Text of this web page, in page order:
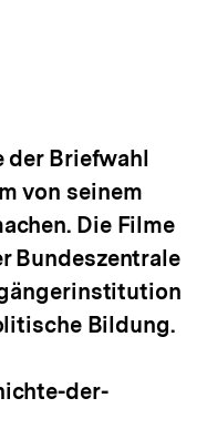
der Briefwahl
von seinem
Die Filme
Bundeszentrale
Bildung.
der-